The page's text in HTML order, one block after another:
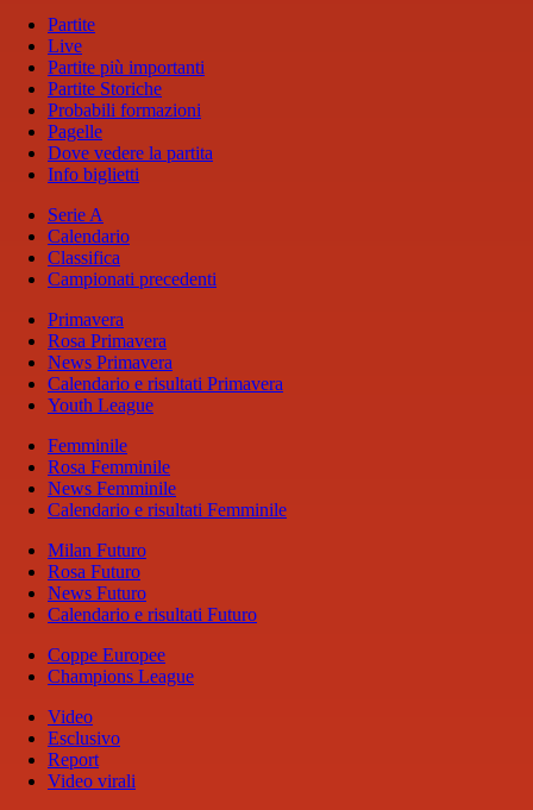
Partite
Live
Partite più importanti
Partite Storiche
Probabili formazioni
Pagelle
Dove vedere la partita
Info biglietti
Serie A
Calendario
Classifica
Campionati precedenti
Primavera
Rosa Primavera
News Primavera
Calendario e risultati Primavera
Youth League
Femminile
Rosa Femminile
News Femminile
Calendario e risultati Femminile
Milan Futuro
Rosa Futuro
News Futuro
Calendario e risultati Futuro
Coppe Europee
Champions League
Video
Esclusivo
Report
Video virali